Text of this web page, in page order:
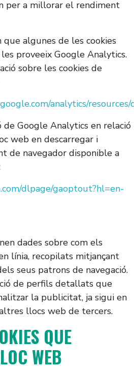
per a millorar el rendiment
algunes de les cookies
proveeix Google Analytics.
sobre les cookies de
analytics/
Google Analytics en relació
web en descarregar i
de navegador disponible a
dlpage/gaoptout?hl=en-
dades sobre com els
línia, recopilats mitjançant
seus patrons de navegació.
de perfils detallats que
la publicitat, ja sigui en
llocs web de tercers.
QUE
WEB